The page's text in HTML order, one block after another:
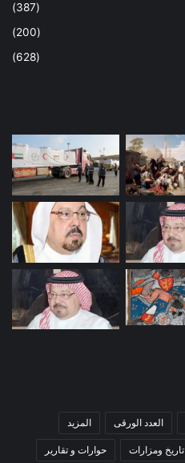
(387)
(200)
(628)
العدد الورقى المزيد
تاريخ ومزارات حوارات و تقارير